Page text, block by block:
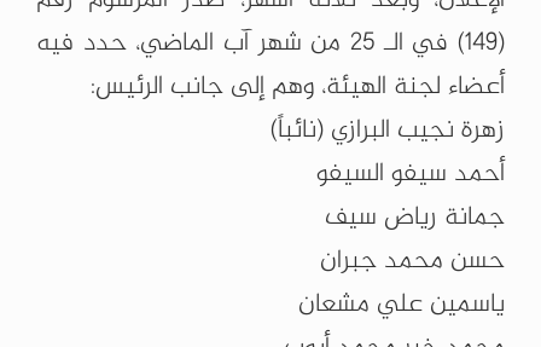
(149) في الـ 25 من شهر آب الماضي، حدد فيه
أعضاء لجنة الهيئة، وهم إلى جانب الرئيس:
زهرة نجيب البرازي (نائباً)
أحمد سيفو السيفو
جمانة رياض سيف
حسن محمد جبران
ياسمين علي مشعان